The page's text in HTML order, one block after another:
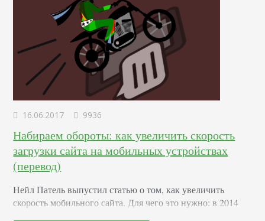
16.06.2017 9936
Набираем обороты: как увеличить скорость
загрузки сайта на мобильных устройствах
(перевод)
Нейл Патель выпустил статью о том, как увеличить
скорость мобильного сайта. Для чего это нужно: в 2014